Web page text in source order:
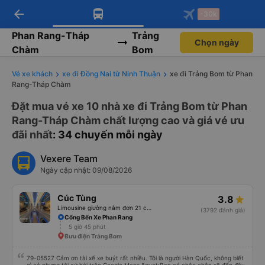
Tải app Vexere ngay!
Nhận ưu đãi thành viên độc
quyền
Mở app
Tải app Vexere
-30k/ghế khi đặt vé máy bay qua
app
Mở app
arrow_back -30k
Phan Rang-Tháp
Chàm
Trảng
Bom
Chọn ngày
Vé xe khách xe đi Đồng Nai từ Ninh Thuận
xe đi Trảng Bom từ Phan
Rang-Tháp Chàm
Đặt mua vé xe 10 nhà xe đi Trảng Bom từ Phan
Rang-Tháp Chàm chất lượng cao và giá vé ưu
đãi nhất: 34 chuyến mỗi ngày
Vexere Team
Ngày cập nhật: 09/08/2026
Cúc Tùng 3.8
(3792 đánh giá)
Cổng Bến Xe Phan Rang
5 giờ 45 phút
Bưu điện Trảng Bom
79-05527 Cảm ơn tài xế xe buýt rất nhiều. Tôi là người Hàn Quốc, không biết